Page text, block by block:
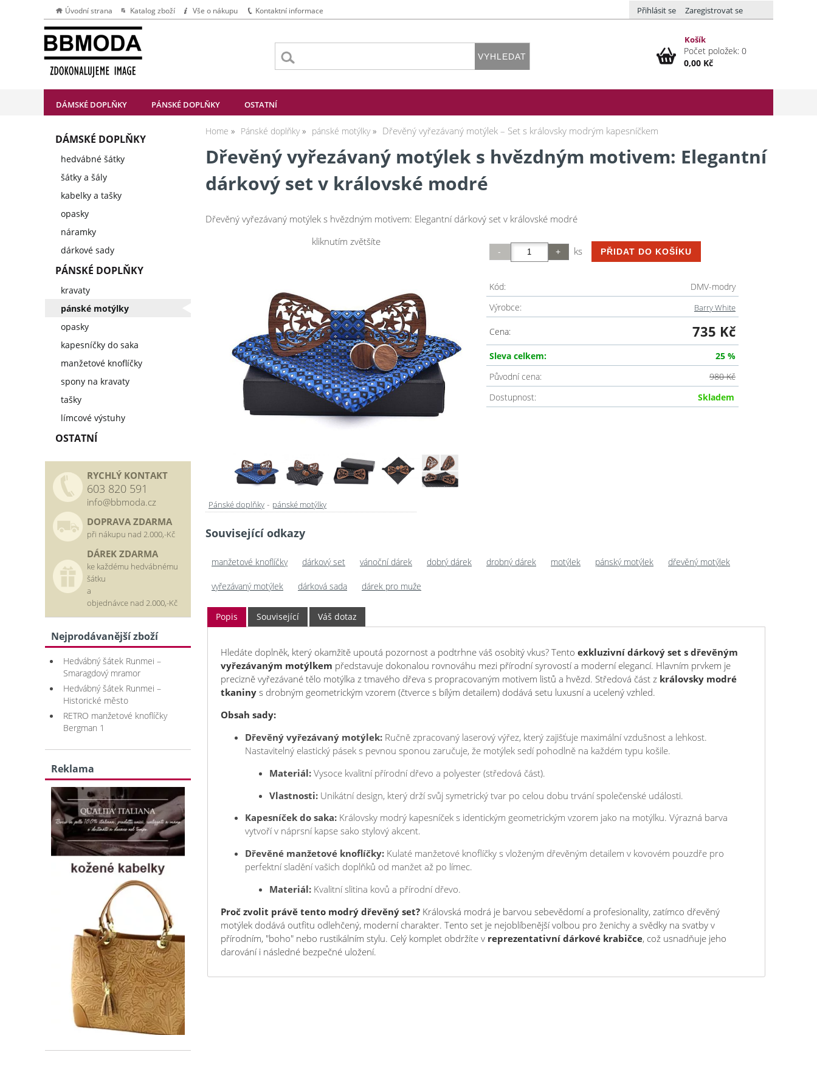
Košík
DÁMSKÉ DOPLŇKY PÁNSKÉ DOPLŇKY OSTATNÍ
Přihlásit se Zaregistrovat se
Počet položek: 0
0,00 Kč
Úvodní strana Katalog zboží Vše o nákupu Kontaktní informace
Home Pánské doplňky pánské motýlky Dřevěný vyřezávaný motýlek – Set s královsky modrým kapesníčkem
Dřevěný vyřezávaný motýlek s hvězdným motivem: Elegantní
dárkový set v královské modré
Dřevěný vyřezávaný motýlek s hvězdným motivem: Elegantní dárkový set v královské modré
kliknutím zvětšíte
ks
Kód:
DMV-modry
Výrobce:
Barry White
Cena: 735 Kč
Sleva celkem:
25 %
Původní cena:
980 Kč
Dostupnost:
Skladem
Pánské doplňky - pánské motýlky
Související odkazy
manžetové knoflíčky dárkový set vánoční dárek dobrý dárek drobný dárek motýlek pánský motýlek dřevěný motýlek
vyřezávaný motýlek dárková sada dárek pro muže
Popis Související Váš dotaz
Hledáte doplněk, který okamžitě upoutá pozornost a podtrhne váš osobitý vkus? Tento exkluzivní dárkový set s dřevěným
vyřezávaným motýlkem představuje dokonalou rovnováhu mezi přírodní syrovostí a moderní elegancí. Hlavním prvkem je
precizně vyřezávané tělo motýlka z tmavého dřeva s propracovaným motivem listů a hvězd. Středová část z královsky modré
tkaninys drobným geometrickým vzorem (čtverce s bílým detailem) dodává setu luxusní a ucelený vzhled.
Obsah sady:
Dřevěný vyřezávaný motýlek:Ručně zpracovaný laserový výřez, který zajišťuje maximální vzdušnost a lehkost.
Nastavitelný elastický pásek s pevnou sponou zaručuje, že motýlek sedí pohodlně na každém typu košile.
Materiál:Vysoce kvalitní přírodní dřevo a polyester (středová část).
Vlastnosti:Unikátní design, který drží svůj symetrický tvar po celou dobu trvání společenské události.
Kapesníček do saka:Královsky modrý kapesníček s identickým geometrickým vzorem jako na motýlku. Výrazná barva
vytvoří v náprsní kapse sako stylový akcent.
Dřevěné manžetové knoflíčky:Kulaté manžetové knoflíčky s vloženým dřevěným detailem v kovovém pouzdře pro
perfektní sladění vašich doplňků od manžet až po límec.
Materiál:Kvalitní slitina kovů a přírodní dřevo.
Proč zvolit právě tento modrý dřevěný set?Královská modrá je barvou sebevědomí a profesionality, zatímco dřevěný
motýlek dodává outfitu odlehčený, moderní charakter. Tento set je nejoblíbenější volbou pro ženichy a svědky na svatby v
přírodním, "boho" nebo rustikálním stylu. Celý komplet obdržíte v reprezentativní dárkové krabičce, což usnadňuje jeho
darování i následné bezpečné uložení.
DÁMSKÉ DOPLŇKY
hedvábné šátky
šátky a šály
kabelky a tašky
opasky
náramky
dárkové sady
PÁNSKÉ DOPLŇKY
kravaty
pánské motýlky
opasky
kapesníčky do saka
manžetové knoflíčky
spony na kravaty
tašky
límcové výstuhy
OSTATNÍ
RYCHLÝ KONTAKT
603 820 591
info@bbmoda.cz
DOPRAVA ZDARMA
při nákupu nad 2.000,-Kč
DÁREK ZDARMA
ke každému hedvábnému
šátku
a
objednávce nad 2.000,-Kč
Nejprodávanější zboží
Hedvábný šátek Runmei –
Smaragdový mramor
Hedvábný šátek Runmei –
Historické město
RETRO manžetové knoflíčky
Bergman 1
Reklama